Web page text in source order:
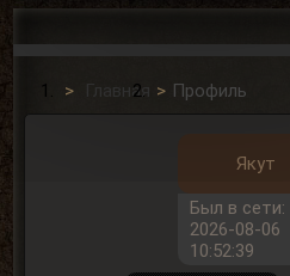
Главная Профиль
Якут
Был в сети:
2026-08-06
10:52:39